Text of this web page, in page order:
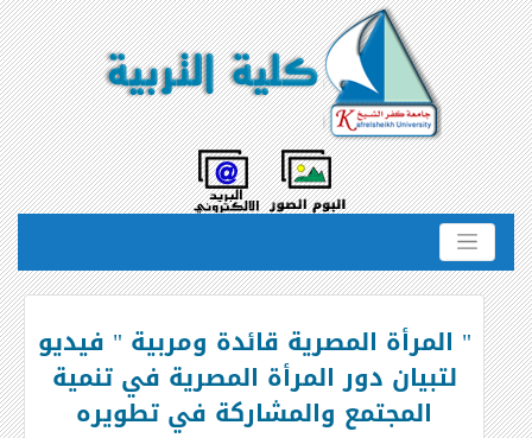
" المرأة المصرية قائدة ومربية " فيديو
لتبيان دور المرأة المصرية في تنمية
المجتمع والمشاركة في تطويره